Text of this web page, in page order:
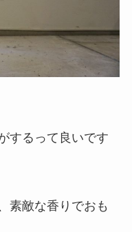
するって良いです
素敵な香りでおも